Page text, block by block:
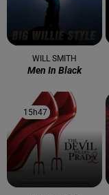
WILL SMITH
Men In Black
15h47
15h47